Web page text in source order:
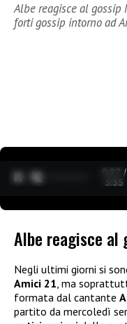
Albe reagisce al
forti gossip intorno ad
0:27 /
3:35
Albe reagisce al
Negli ultimi giorni si
Amici 21, ma
formata dal cantante
partito da mercoledì